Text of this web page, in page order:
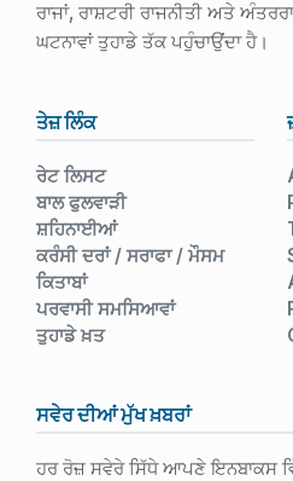
ਰਾਜਾਂ, ਰਾਸ਼ਟਰੀ ਰਾਜਨੀਤੀ ਅਤੇ
ਘਟਨਾਵਾਂ ਤੁਹਾਡੇ ਤੱਕ ਪਹੁੰਚਾਉਂਦਾ ਹੈ।
ਤੇਜ਼ ਲਿੰਕ
ਰੇਟ ਲਿਸਟ
ਬਾਲ ਫੁਲਵਾੜੀ
ਸ਼ਹਿਨਾਈਆਂ
ਕਰੰਸੀ ਦਰਾਂ / ਸਰਾਫਾ / ਮੌਸਮ
ਕਿਤਾਬਾਂ
ਪਰਵਾਸੀ ਸਮਸਿਆਵਾਂ
ਤੁਹਾਡੇ ਖ਼ਤ
ਸਵੇਰ ਦੀਆਂ ਮੁੱਖ ਖ਼ਬਰਾਂ
ਹਰ ਰੋਜ਼ ਸਵੇਰੇ ਸਿੱਧੇ ਆਪਣੇ ਇਨਬਾਕਸ